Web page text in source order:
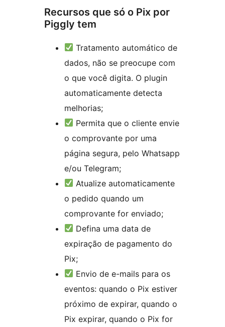
Recursos que só o Pix por
Piggly tem
Tratamento automático de
dados, não se preocupe com
o que você digita. O plugin
automaticamente detecta
melhorias;
Permita que o cliente envie
o comprovante por uma
página segura, pelo Whatsapp
e/ou Telegram;
Atualize automaticamente
o pedido quando um
comprovante for enviado;
Defina uma data de
expiração de pagamento do
Pix;
Envio de e-mails para os
eventos: quando o Pix estiver
próximo de expirar, quando o
Pix expirar, quando o Pix for